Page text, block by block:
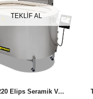
TEKLİF AL
Top220 Elips Seramik Ve Porselen Fırını (SANAYİ TİPİ) (YENİ AC 590 KUMANDA PANELLİ)